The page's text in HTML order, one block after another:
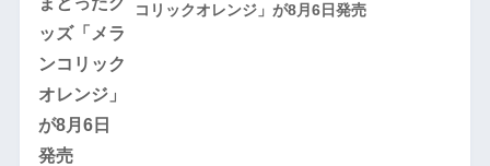
コリックオレンジ」が8月6日発売